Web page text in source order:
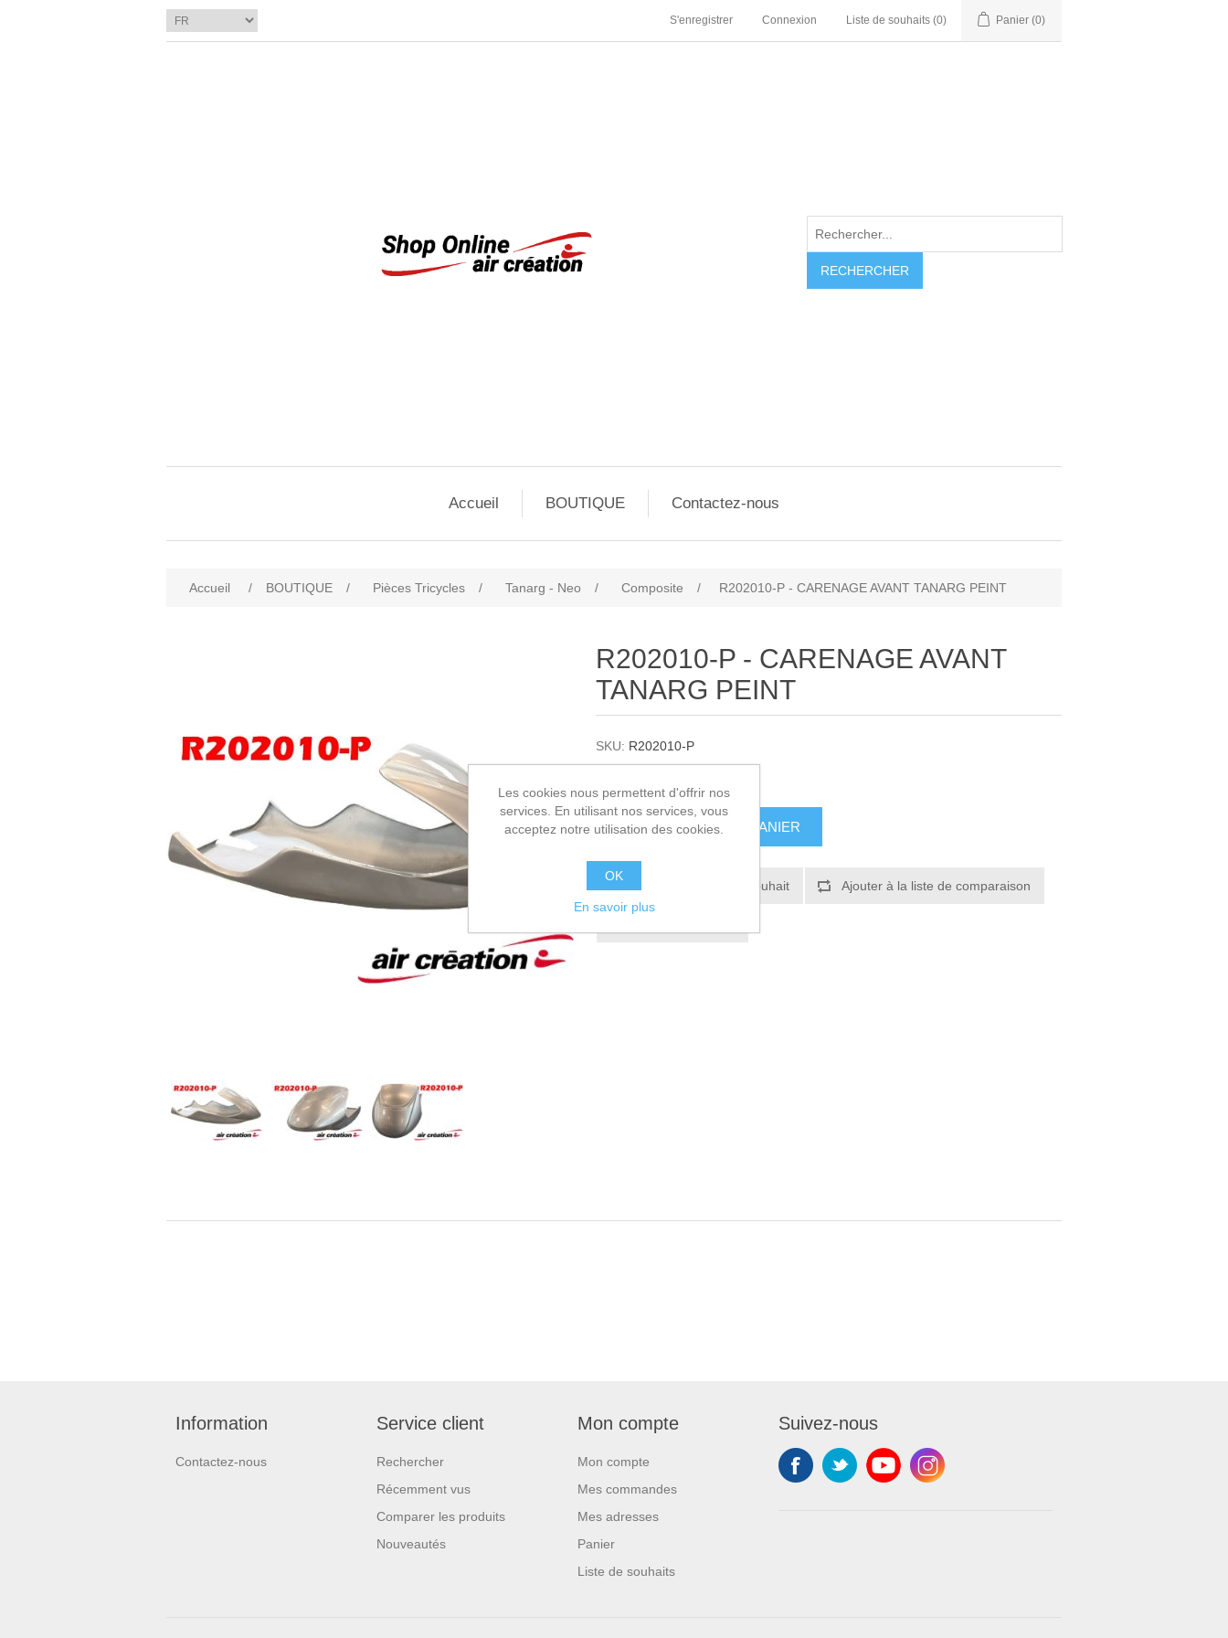
S'enregistrer Connexion Liste de souhaits (0) Panier (0)
RECHERCHER
Accueil BOUTIQUE Contactez-nous
Accueil / BOUTIQUE / Pièces Tricycles / Tanarg - Neo / Composite / R202010-P - CARENAGE AVANT TANARG PEINT
R202010-P - CARENAGE AVANT
TANARG PEINT
SKU: R202010-P
AJOUTER AU PANIER
Ajouter à la liste de souhait Ajouter à la liste de comparaison
Information
Contactez-nous
Service client
Rechercher
Récemment vus
Comparer les produits
Nouveautés
Mon compte
Mon compte
Mes commandes
Mes adresses
Panier
Liste de souhaits
Suivez-nous
Les cookies nous permettent d'offrir nos
services. En utilisant nos services, vous
acceptez notre utilisation des cookies.
OK
En savoir plus